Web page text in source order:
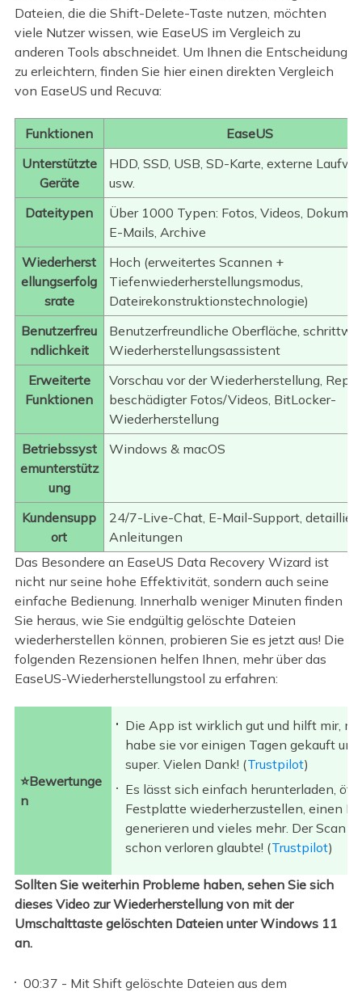
Dateien, die die Shift-Delete-Taste nutzen, möchten
viele Nutzer wissen, wie EaseUS im Vergleich zu
anderen Tools abschneidet. Um Ihnen die Entscheidung
zu erleichtern, finden Sie hier einen direkten Vergleich
von EaseUS und Recuva:
Funktionen
EaseUS
Unterstützte
Geräte
HDD, SSD, USB, SD-Karte, externe
usw.
Dateitypen
Über 1000 Typen: Fotos, Videos,
E-Mails, Archive
Wiederherst
ellungserfolg
srate
Hoch (erweitertes Scannen +
Tiefenwiederherstellungsmodus,
Dateirekonstruktionstechnologie)
Benutzerfreu
ndlichkeit
Benutzerfreundliche Oberfläche,
Wiederherstellungsassistent
Erweiterte
Funktionen
Vorschau vor der Wiederherstellung,
beschädigter Fotos/Videos, BitLocker-
Wiederherstellung
Betriebssyst
emunterstütz
ung
Windows & macOS
Kundensupp
ort
24/7-Live-Chat, E-Mail-Support,
Anleitungen
Das Besondere an EaseUS Data Recovery Wizard ist
nicht nur seine hohe Effektivität, sondern auch seine
einfache Bedienung. Innerhalb weniger Minuten finden
Sie heraus, wie Sie endgültig gelöschte Dateien
wiederherstellen können, probieren Sie es jetzt aus! Die
folgenden Rezensionen helfen Ihnen, mehr über das
EaseUS-Wiederherstellungstool zu erfahren:
⭐Bewertunge
n
Die App ist wirklich gut und hilft mir,
habe sie vor einigen Tagen gekauft
super. Vielen Dank! (Trustpilot)
Es lässt sich einfach herunterladen,
Festplatte wiederherzustellen, einen
generieren und vieles mehr. Der Scan
schon verloren glaubte! (Trustpilot)
Sollten Sie weiterhin Probleme haben, sehen Sie sich
dieses Video zur Wiederherstellung von mit der
Umschalttaste gelöschten Dateien unter Windows 11
an.
00:37 - Mit Shift gelöschte Dateien aus dem